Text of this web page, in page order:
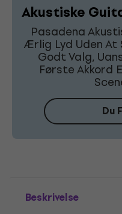
Akustiske
Pasadena
Ærlig Lyd Uden
Godt Valg,
Første Akkord
Du
Beskrivelse